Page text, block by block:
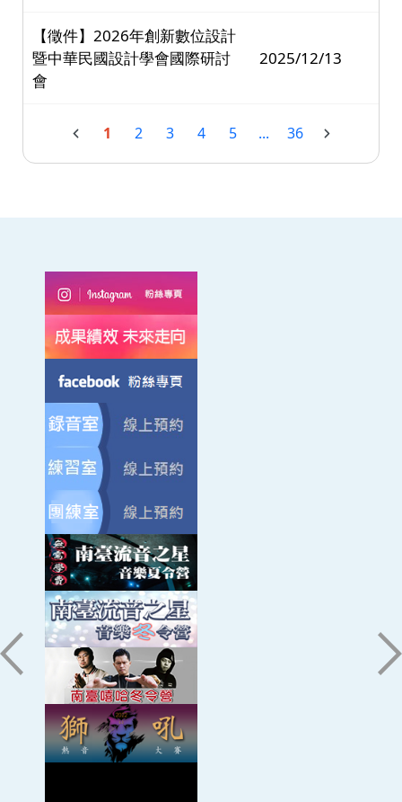
【徵件】2026年創新數位設計
暨中華民國設計學會國際研討
會
2025/12/13
1 2 3 4 5 ... 36